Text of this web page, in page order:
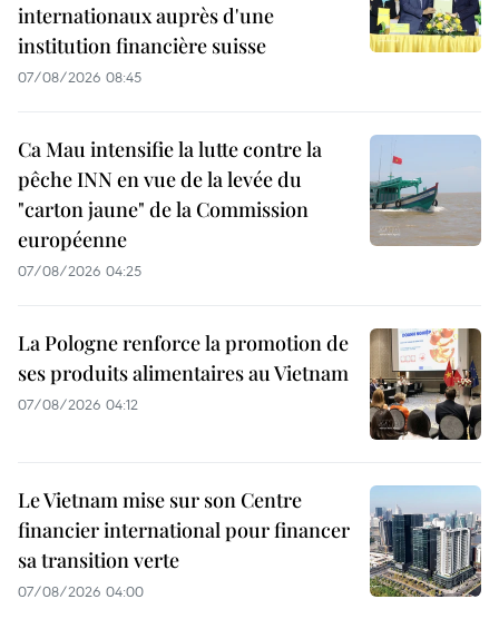
internationaux auprès d'une
institution financière suisse
07/08/2026 08:45
Ca Mau intensifie la lutte contre la
pêche INN en vue de la levée du
"carton jaune" de la Commission
européenne
07/08/2026 04:25
La Pologne renforce la promotion de
ses produits alimentaires au Vietnam
07/08/2026 04:12
Le Vietnam mise sur son Centre
financier international pour financer
sa transition verte
07/08/2026 04:00